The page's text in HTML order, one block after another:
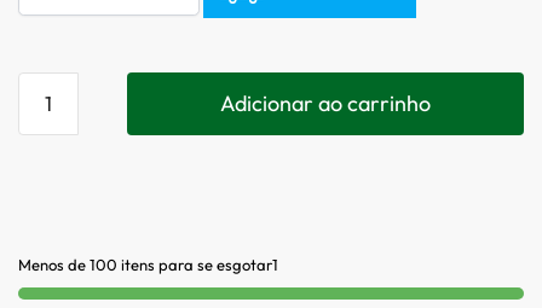
Adicionar ao carrinho
Menos de 100 itens para se esgotar1